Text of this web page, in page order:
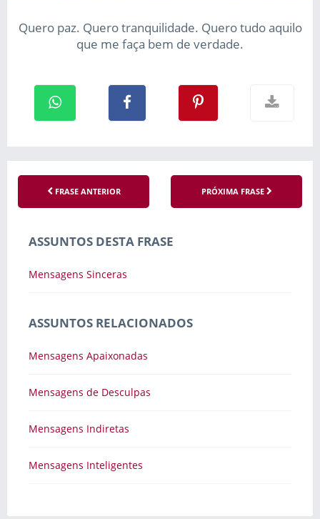
Quero paz. Quero tranquilidade. Quero tudo aquilo
que me faça bem de verdade.
FRASE ANTERIOR PRÓXIMA FRASE
ASSUNTOS DESTA FRASE
Mensagens Sinceras
ASSUNTOS RELACIONADOS
Mensagens Apaixonadas
Mensagens de Desculpas
Mensagens Indiretas
Mensagens Inteligentes